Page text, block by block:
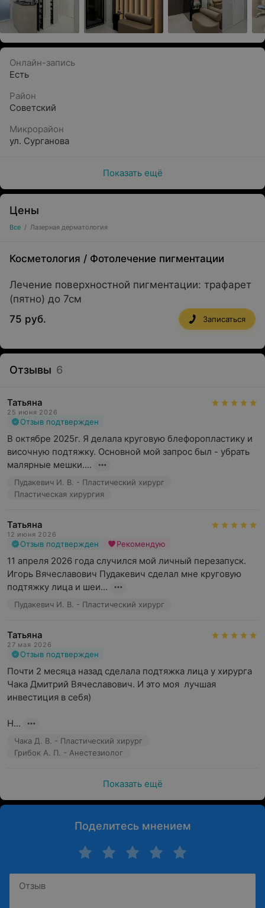
Онлайн-запись
Есть
Район
Советский
Микрорайон
ул. Сурганова
Показать ещё
Цены
Все / Лазерная дерматология
Косметология / Фотолечение пигментации
Лечение поверхностной пигментации: трафарет
(пятно) до 7см
75 руб.
Записаться
Отзывы 6
Татьяна
25 июня 2026
Отзыв подтвержден
В октябре 2025г. Я делала круговую блефоропластику и
височную подтяжку. Основной мой запрос был - убрать
малярные мешки....
Пудакевич И. В. - Пластический хирург
Пластическая хирургия
Татьяна
12 июня 2026
Отзыв подтвержден Рекомендую
11 апреля 2026 года случился мой личный перезапуск.
Игорь Вячеславович Пудакевич сделал мне круговую
подтяжку лица и шеи...
Пудакевич И. В. - Пластический хирург
Татьяна
27 мая 2026
Отзыв подтвержден
Почти 2 месяца назад сделала подтяжка лица у хирурга
Чака Дмитрий Вячеславович. И это моя  лучшая
инвестиция в себя)
Н...
Чака Д. В. - Пластический хирург
Грибок А. П. - Анестезиолог
Показать ещё
Поделитесь мнением